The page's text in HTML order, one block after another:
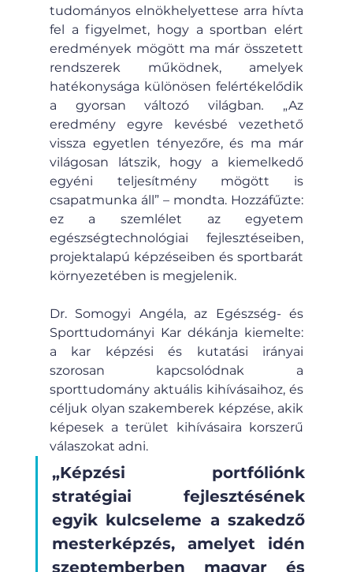
tudományos elnökhelyettese arra hívta
fel a figyelmet, hogy a sportban elért
eredmények mögött ma már összetett
rendszerek működnek, amelyek
hatékonysága különösen felértékelődik
a gyorsan változó világban. „Az
eredmény egyre kevésbé vezethető
vissza egyetlen tényezőre, és ma már
világosan látszik, hogy a kiemelkedő
egyéni teljesítmény mögött is
csapatmunka áll” – mondta. Hozzáfűzte:
ez a szemlélet az egyetem
egészségtechnológiai fejlesztéseiben,
projektalapú képzéseiben és sportbarát
környezetében is megjelenik.
Dr. Somogyi Angéla, az Egészség- és
Sporttudományi Kar dékánja kiemelte:
a kar képzési és kutatási irányai
szorosan kapcsolódnak a
sporttudomány aktuális kihívásaihoz, és
céljuk olyan szakemberek képzése, akik
képesek a terület kihívásaira korszerű
válaszokat adni.
„Képzési portfóliónk
stratégiai fejlesztésének
egyik kulcseleme a szakedző
mesterképzés, amelyet idén
szeptemberben magyar és